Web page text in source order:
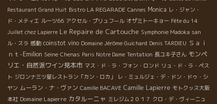
Restaurant Grand Huit Bistro LA REGARADE Cannes Monica レ・ジャン・
ド・メティエ ルーツ66 アクセル・プリュフール オザミトーキョー Fête du 14
Juillet chez Lapierre Le Repaire de Cartouche Symphonie Madoka san
ル・スラ 感動 coinstot vino Domaine Jérôme Guichard Denis TARDIEU Ｓａｉ
ｎｔ-Emilion Seine Chenas Paris Notre Dame Tentation 長ユキ子さん モンペ
リエ・自然派ワイン見本市 マス・ド・ラ・フォン・ロンド リュ・ド・ラ・ペス
ト ジロンナ三ツ星レストラン「カン・ロカ」
レ・ミュルジェ・デ・ドン・ドゥ・シ
ヤン ムーラン・ナ・ヴァン Camille BACAVE Camille Lapierre モトクッス大阪
本社 Domaine Lapierre カタルーニャ ミレジム２０１７ クロ・デ・ヴィーニュ